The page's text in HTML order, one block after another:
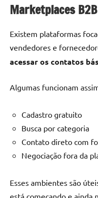
Marketplaces
Existem plataformas
vendedores e
acessar os contatos
Algumas funcionam
Cadastro gratuito
Busca por categoria
Contato direto com
Negociação fora da
Esses ambientes são